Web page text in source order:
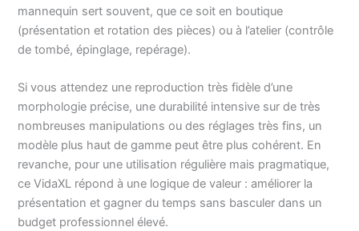
mannequin sert souvent, que ce soit en boutique
(présentation et rotation des pièces) ou à l’atelier (contrôle
de tombé, épinglage, repérage).
Si vous attendez une reproduction très fidèle d’une
morphologie précise, une durabilité intensive sur de très
nombreuses manipulations ou des réglages très fins, un
modèle plus haut de gamme peut être plus cohérent. En
revanche, pour une utilisation régulière mais pragmatique,
ce VidaXL répond à une logique de valeur : améliorer la
présentation et gagner du temps sans basculer dans un
budget professionnel élevé.